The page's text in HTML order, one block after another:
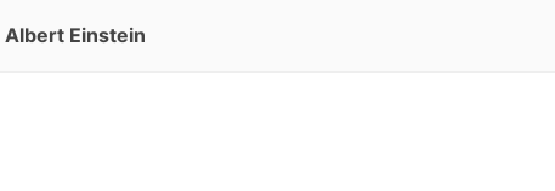
Albert Einstein